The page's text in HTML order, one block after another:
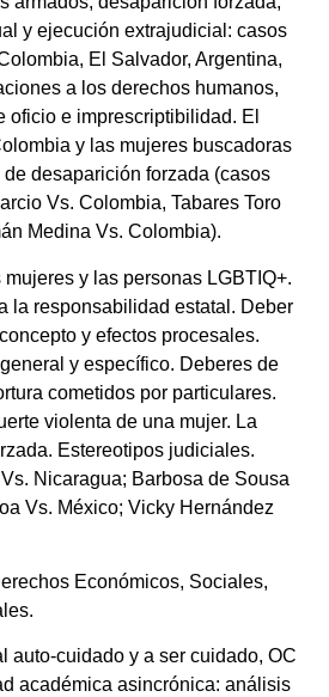
y ejecución extrajudicial: casos
El Salvador, Argentina,
a los derechos humanos,
oficio e imprescriptibilidad. El
y las mujeres buscadoras
desaparición forzada (casos
Vs. Colombia, Tabares Toro
Medina Vs. Colombia).
y las personas LGBTIQ+.
la responsabilidad estatal. Deber
y efectos procesales.
y específico. Deberes de
cometidos por particulares.
violenta de una mujer. La
Estereotipos judiciales.
Nicaragua; Barbosa de Sousa
Vs. México; Vicky Hernández
Económicos, Sociales,
auto-cuidado y a ser cuidado, OC
académica asincrónica: análisis